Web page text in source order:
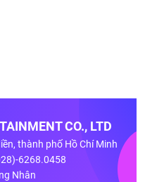
CO., LTD
thành phố Hồ Chí Minh
6268.0458
Nhân